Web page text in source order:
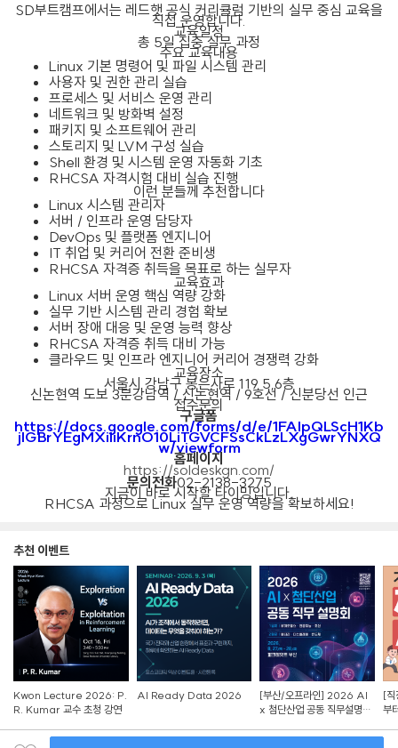
SD부트캠프에서는 레드햇 공식 커리큘럼 기반의 실무 중심 교육을
직접 운영합니다.
교육일정
총 5일 집중 실무 과정
주요 교육내용
Linux 기본 명령어 및 파일 시스템 관리
사용자 및 권한 관리 실습
프로세스 및 서비스 운영 관리
네트워크 및 방화벽 설정
패키지 및 소프트웨어 관리
스토리지 및 LVM 구성 실습
Shell 환경 및 시스템 운영 자동화 기초
RHCSA 자격시험 대비 실습 진행
이런 분들께 추천합니다
Linux 시스템 관리자
서버 / 인프라 운영 담당자
DevOps 및 플랫폼 엔지니어
IT 취업 및 커리어 전환 준비생
RHCSA 자격증 취득을 목표로 하는 실무자
교육효과
Linux 서버 운영 핵심 역량 강화
실무 기반 시스템 관리 경험 확보
서버 장애 대응 및 운영 능력 향상
RHCSA 자격증 취득 대비 가능
클라우드 및 인프라 엔지니어 커리어 경쟁력 강화
교육장소
서울시 강남구 봉은사로 119 5,6층
신논현역 도보 3분강남역 / 신논현역 / 9호선 / 신분당선 인근
접수문의
구글폼
https://docs.google.com/forms/d/e/1FAIpQLScH1Kb
jIGBrYEgMXiliKrnO10LiTGVCFSsCkLzLXgGwrYNXQ
w/viewform
홈페이지
https://soldeskgn.com/
문의전화02-2138-3275
지금이 바로 시작할 타이밍입니다.
RHCSA 과정으로 Linux 실무 운영 역량을 확보하세요!
추천 이벤트
Kwon Lecture 2026: P.
R. Kumar 교수 초청 강연
AI Ready Data 2026
[부산/오프라인] 2026 AI
x 첨단산업 공동 직무설명회
[직
부